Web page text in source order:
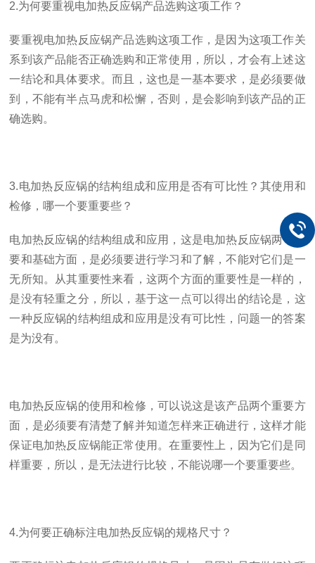
2.为何要重视电加热反应锅产品选购这项工作？
要重视电加热反应锅产品选购这项工作，是因为这项工作关
系到该产品能否正确选购和正常使用，所以，才会有上述这
一结论和具体要求。而且，这也是一基本要求，是必须要做
到，不能有半点马虎和松懈，否则，是会影响到该产品的正
确选购。
3.电加热反应锅的结构组成和应用是否有可比性？其使用和
检修，哪一个要重要些？
电加热反应锅的结构组成和应用，这是电加热反应锅两个重
要和基础方面，是必须要进行学习和了解，不能对它们是一
无所知。从其重要性来看，这两个方面的重要性是一样的，
是没有轻重之分，所以，基于这一点可以得出的结论是，这
一种反应锅的结构组成和应用是没有可比性，问题一的答案
是为没有。
电加热反应锅的使用和检修，可以说这是该产品两个重要方
面，是必须要有清楚了解并知道怎样来正确进行，这样才能
保证电加热反应锅能正常使用。在重要性上，因为它们是同
样重要，所以，是无法进行比较，不能说哪一个要重要些。
4.为何要正确标注电加热反应锅的规格尺寸？